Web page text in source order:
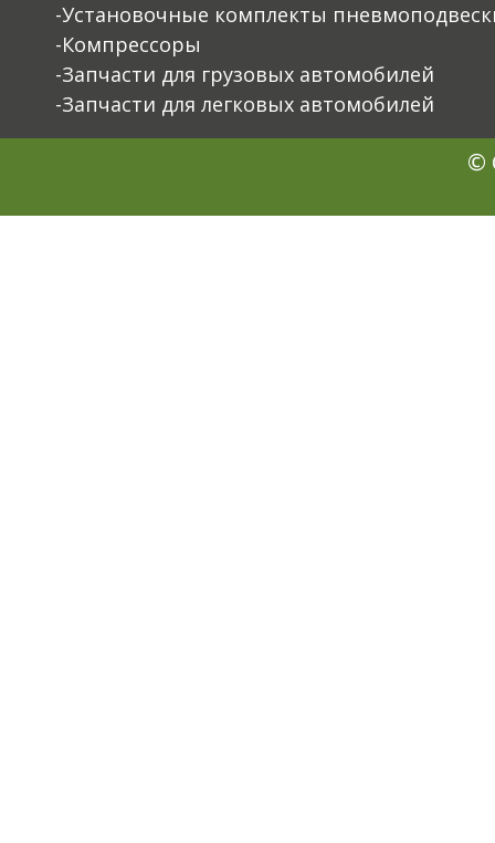
-Установочные комплекты
-Компрессоры
-Запчасти для грузовых автомобилей
-Запчасти для легковых автомобилей
©